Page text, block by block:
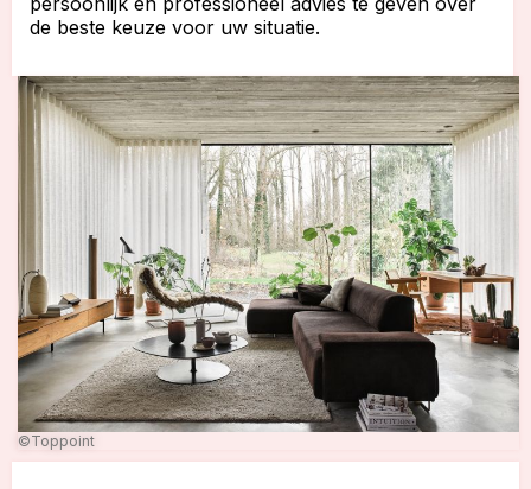
de beste keuze voor uw situatie.
©Toppoint